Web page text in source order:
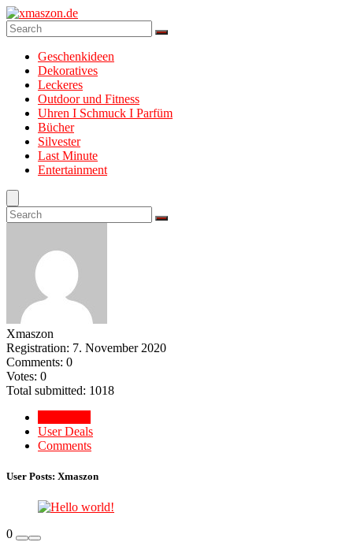
Geschenkideen
Dekoratives
Leckeres
Outdoor und Fitness
Uhren I Schmuck I Parfüm
Bücher
Silvester
Last Minute
Entertainment
Xmaszon
Registration: 7. November 2020
Comments: 0
Votes: 0
Total submitted: 1018
User Deals
Comments
User Posts: Xmaszon
0